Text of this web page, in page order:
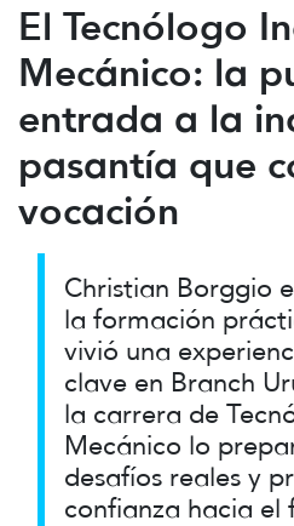
El Tecnólogo
Mecánico: la
entrada a la
pasantía que
vocación
Christian Borggio
la formación
vivió una
clave en Branch
la carrera de
Mecánico lo
desafíos reales y
confianza hacia el